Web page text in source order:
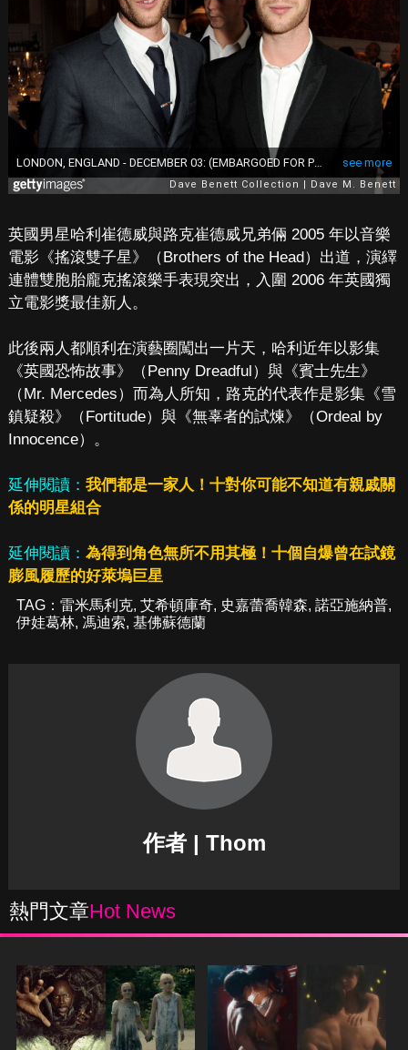
英國男星哈利崔德威與路克崔德威兄弟倆 2005 年以音樂
電影《搖滾雙子星》（Brothers of the Head）出道，演繹
連體雙胞胎龐克搖滾樂手表現突出，入圍 2006 年英國獨
立電影獎最佳新人。
此後兩人都順利在演藝圈闖出一片天，哈利近年以影集
《英國恐怖故事》（Penny Dreadful）與《賓士先生》
（Mr. Mercedes）而為人所知，路克的代表作是影集《雪
鎮疑殺》（Fortitude）與《無辜者的試煉》（Ordeal by
Innocence）。
延伸閱讀： 我們都是一家人！十對你可能不知道有親戚關
係的明星組合
延伸閱讀： 為得到角色無所不用其極！十個自爆曾在試鏡
膨風履歷的好萊塢巨星
TAG： 雷米馬利克, 艾希頓庫奇, 史嘉蕾喬韓森, 諾亞施納普,
伊娃葛林, 馮迪索, 基佛蘇德蘭
作者 | Thom
熱門文章Hot News